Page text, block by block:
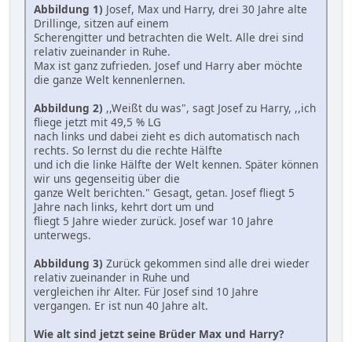
Abbildung 1) Josef, Max und Harry, drei 30 Jahre alte
Drillinge, sitzen auf einem
Scherengitter und betrachten die Welt. Alle drei sind
relativ zueinander in Ruhe.
Max ist ganz zufrieden. Josef und Harry aber möchte
die ganze Welt kennenlernen.
Abbildung 2) ,,Weißt du was", sagt Josef zu Harry, ,,ich
fliege jetzt mit 49,5 % LG
nach links und dabei zieht es dich automatisch nach
rechts. So lernst du die rechte Hälfte
und ich die linke Hälfte der Welt kennen. Später können
wir uns gegenseitig über die
ganze Welt berichten." Gesagt, getan. Josef fliegt 5
Jahre nach links, kehrt dort um und
fliegt 5 Jahre wieder zurück. Josef war 10 Jahre
unterwegs.
Abbildung 3) Zurück gekommen sind alle drei wieder
relativ zueinander in Ruhe und
vergleichen ihr Alter. Für Josef sind 10 Jahre
vergangen. Er ist nun 40 Jahre alt.
Wie alt sind jetzt seine Brüder Max und Harry?